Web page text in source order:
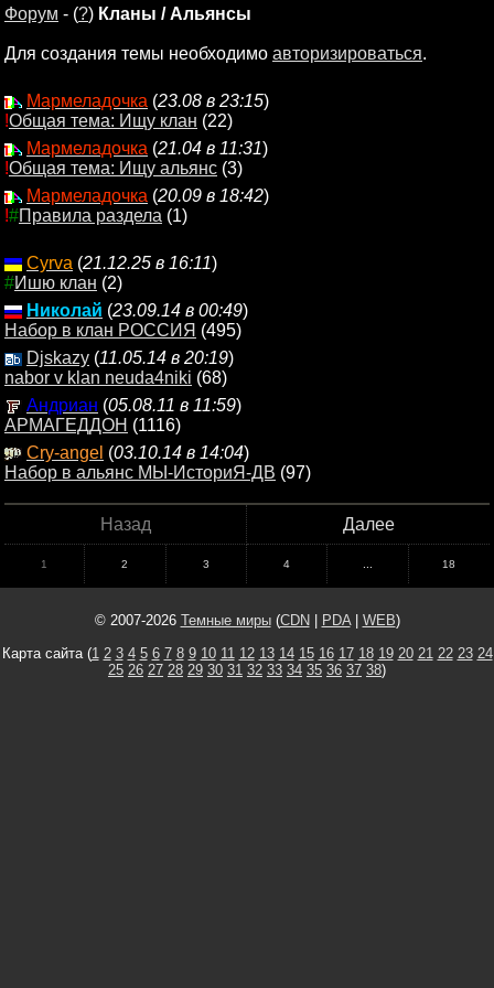
Форум - (?) Кланы / Альянсы
Для создания темы необходимо авторизироваться.
Мармеладочка (23.08 в 23:15)
!Общая тема: Ищу клан (22)
Мармеладочка (21.04 в 11:31)
!Общая тема: Ищу альянс (3)
Мармеладочка (20.09 в 18:42)
!#Правила раздела (1)
Cyrva (21.12.25 в 16:11)
#Ишю клан (2)
Николай (23.09.14 в 00:49)
Набор в клан РОССИЯ (495)
Djskazy (11.05.14 в 20:19)
nabor v klan neuda4niki (68)
Андриан (05.08.11 в 11:59)
АРМАГЕДДОН (1116)
Cry-angel (03.10.14 в 14:04)
Набор в альянс МЫ-ИсториЯ-ДВ (97)
Назад Далее
1 2 3 4 18
© 2007-2026 Темные миры(CDN PDA| WEB)
Карта сайта (1 2 3 4 5 6 7 8 9 10 11 12 13 14 15 16 17 18 19 20 21 22 23 24
25 26 27 28 29 30 31 32 33 34 35 36 37 38)